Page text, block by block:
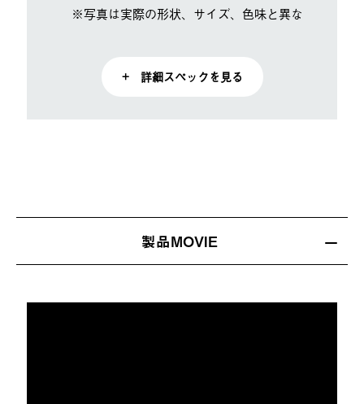
※写真は実際の形状、サイズ、色味と異なる場合が
+ 詳細スペックを見る
製品MOVIE